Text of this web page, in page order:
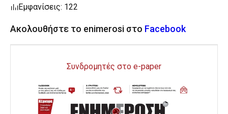
Εμφανίσεις: 122
Ακολουθήστε το enimerosi στο Facebook
Συνδρομητές στο e-paper